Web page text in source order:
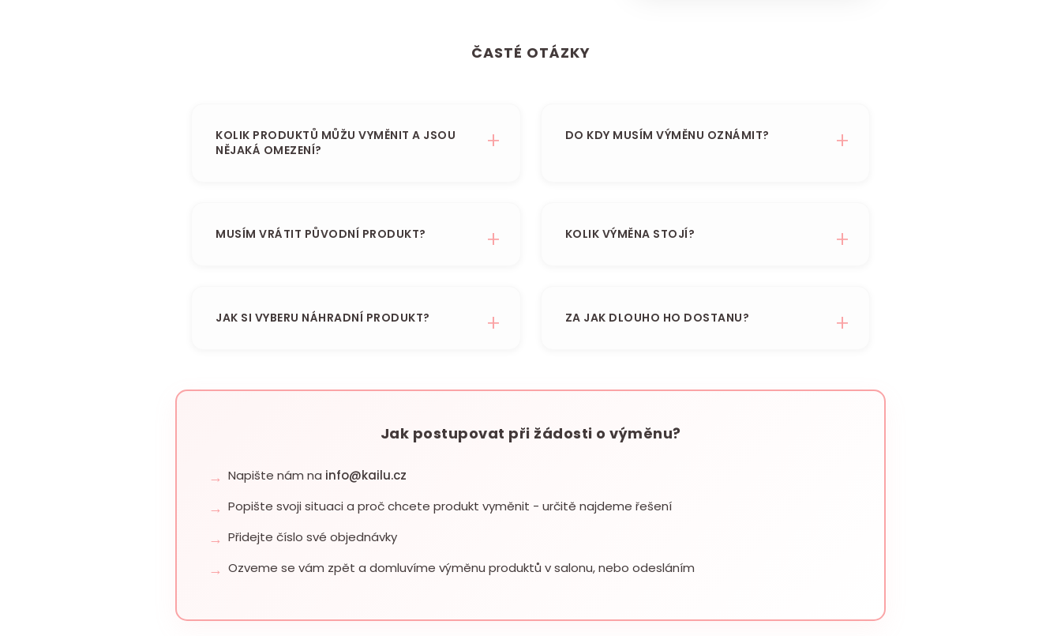
ČASTÉ OTÁZKY
KOLIK PRODUKTŮ MŮŽU VYMĚNIT A JSOU
NĚJAKÁ OMEZENÍ?
DO KDY MUSÍM VÝMĚNU OZNÁMIT?
MUSÍM VRÁTIT PŮVODNÍ PRODUKT? KOLIK VÝMĚNA STOJÍ?
JAK SI VYBERU NÁHRADNÍ PRODUKT? ZA JAK DLOUHO HO DOSTANU?
Jak postupovat při žádosti o výměnu?
Napište nám na info@kailu.cz
Popište svoji situaci a proč chcete produkt vyměnit - určitě najdeme řešení
Přidejte číslo své objednávky
Ozveme se vám zpět a domluvíme výměnu produktů v salonu, nebo odesláním